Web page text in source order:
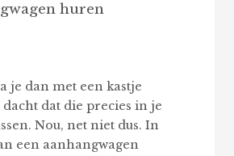
je dan met een kastje
dat die precies in je
Nou, net niet dus. In
een aanhangwagen